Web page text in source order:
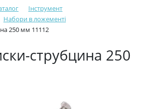
Інструмент
Набори в ложементі
250 мм 11112
струбцина 250